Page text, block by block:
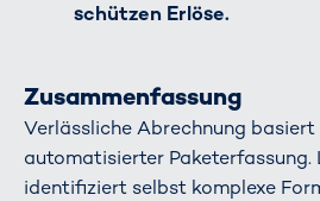
schützen Erlöse.
Zusammenfassung
Verlässliche Abrechnung basiert
automatisierter
identifiziert selbst komplexe